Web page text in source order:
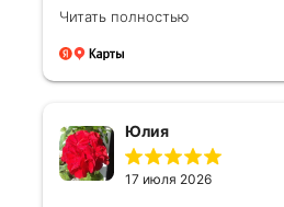
ответила на все мои вопросы.
чистая. Персонал на
вежливый и отзывчивый.
Читать полностью
Юлия
17 июля 2026